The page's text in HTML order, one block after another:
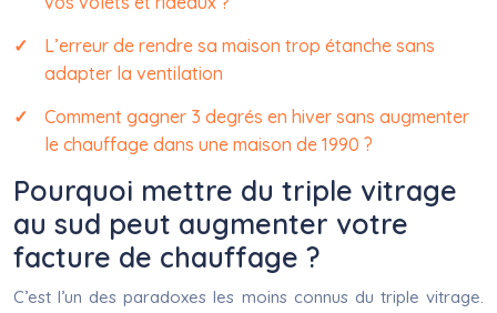
L’erreur de rendre sa maison trop étanche sans
adapter la ventilation
Comment gagner 3 degrés en hiver sans augmenter
le chauffage dans une maison de 1990 ?
Pourquoi mettre du triple vitrage
au sud peut augmenter votre
facture de chauffage ?
C’est l’un des paradoxes les moins connus du triple vitrage.